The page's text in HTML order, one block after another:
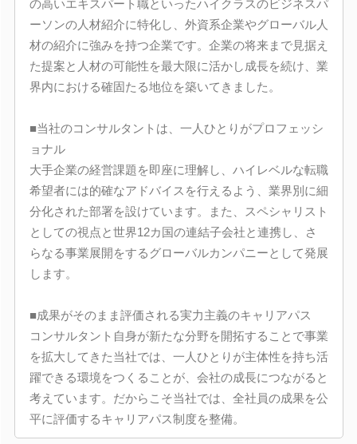
の高いエキスパート職といったハイクラスのビジネスパ
ーソンの人材紹介に特化し、外資系企業やグローバル人
材の紹介に強みを持つ企業です。企業の将来まで見据え
た提案と人材の可能性を最大限に活かし成長を続け、業
界内における確固たる地位を築いてきました。
■当社のコンサルタントは、一人ひとりがプロフェッシ
ョナル
大手企業の経営課題を即座に理解し、ハイレベルな転職
希望者には的確なアドバイスを行えるよう、業界別に細
分化された部署を設けています。また、スペシャリスト
としての視点と世界12カ国の連結子会社と連携し、さ
らなる事業展開をするグローバルカンパニーとして発展
します。
■成果がそのまま評価される実力主義のキャリアパス
コンサルタント自身が新たな分野を開拓することで事業
を拡大してきた当社では、一人ひとりが主体性を持ち活
躍できる環境をつくることが、会社の成長につながると
考えています。だからこそ当社では、全社員の成果を公
平に評価するキャリアパス制度を整備。